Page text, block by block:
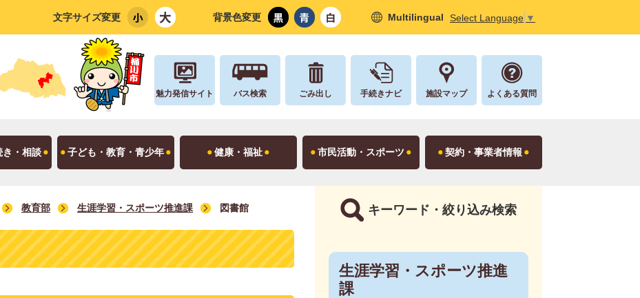
文字サイズ変更 背景色変更 Multilingual Select Language ▼
魅力発信サイト バス検索 ごみ出し 手続きナビ 施設マップ よくある質問
き・相談 子ども・教育・青少年 健康・福祉 市民活動・スポーツ 契約・事業者情報
教育部 生涯学習・スポーツ推進課 図書館 キーワード・絞り込み検索
生涯学習・スポーツ推進
課